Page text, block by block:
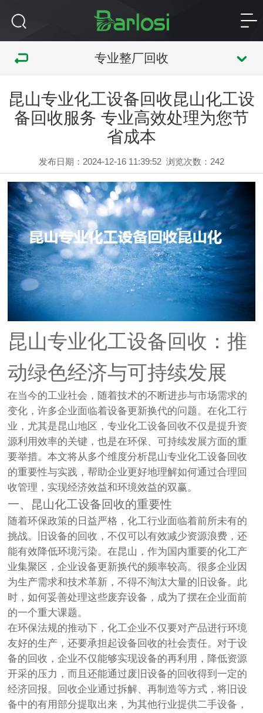
专业整厂回收
昆山专业化工设备回收昆山化工设
备回收服务 专业高效处理为您节
省成本
发布日期：2024-12-16 11:39:52 浏览次数： 242
昆山专业化工设备回收：推
动绿色经济与可持续发展
在当今的工业社会，随着技术的不断进步与市场需求的
变化，许多企业面临着设备更新换代的问题。在化工行
业，尤其是昆山地区，专业化工设备回收不仅是提升资
源利用效率的关键，也是在环保、可持续发展方面的重
要举措。本文将从多个维度分析昆山专业化工设备回收
的重要性与实践，帮助企业更好地理解如何通过合理回
收管理，实现经济效益和环境效益的双赢。
一、昆山化工设备回收的重要性
随着环保政策的日益严格，化工行业面临着前所未有的
挑战。旧设备的回收，不仅可以有效减少资源浪费，还
能有效降低环境污染。在昆山，作为国内重要的化工产
业集聚区，企业设备更新换代的频率较高。很多企业因
为生产需求和技术革新，不得不淘汰大量的旧设备。此
时，如何妥善处理这些废弃设备，成为了摆在企业面前
的一个重大课题。
在环保法规的推动下，化工企业不仅要对产品进行环境
友好的生产，还要承担起设备回收的社会责任。对于设
备的回收，企业不仅能够实现设备的再利用，降低资源
开采的压力，而且还能通过废旧设备的回收得到一定的
经济回报。回收企业通过拆解、再制造等方式，将旧设
备中的有用部分提取出来，为其他行业提供二手设备，